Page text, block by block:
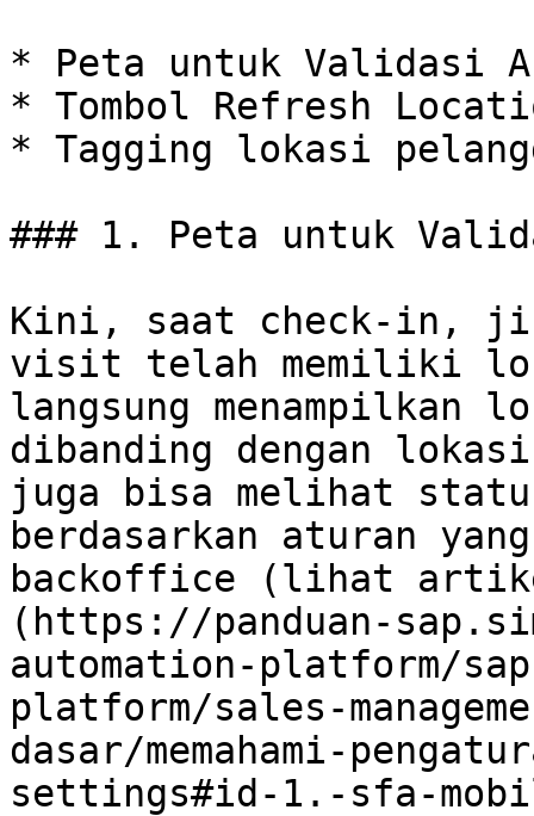
* Peta untuk Validasi
* Tombol Refresh
* Tagging lokasi
### 1. Peta untuk
Kini, saat check-in,
visit telah memiliki
langsung menampilkan
dibanding dengan
juga bisa melihat
berdasarkan aturan
backoffice (lihat
(https://panduan-
automation-platform/
platform/sales-
dasar/memahami-
settings#id-1.-sfa-